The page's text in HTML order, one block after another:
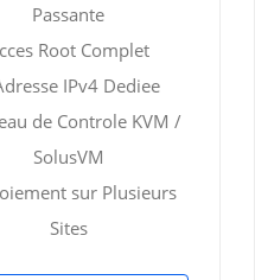
Passante
Root Complet
IPv4 Dediee
de Controle KVM /
SolusVM
sur Plusieurs
Sites